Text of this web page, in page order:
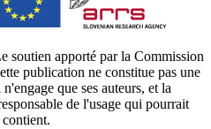
soutien apporté par la Commission
publication ne constitue pas une
que ses auteurs, et la
de l'usage qui pourrait